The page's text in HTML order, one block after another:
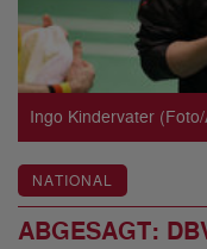
Ingo Kindervater
NATIONAL
ABGESAGT: